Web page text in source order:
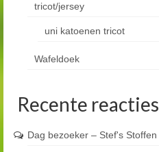
tricot/jersey
uni katoenen tricot
Wafeldoek
Recente reacties
Dag bezoeker – Stef's Stoffen